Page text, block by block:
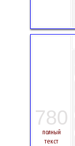
780
полный
текст